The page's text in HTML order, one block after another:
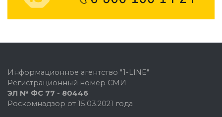
Информационное агентство "1-LINE"
Регистрационный номер СМИ
ЭЛ № ФС 77 - 80446
Роскомнадзор от 15.03.2021 года